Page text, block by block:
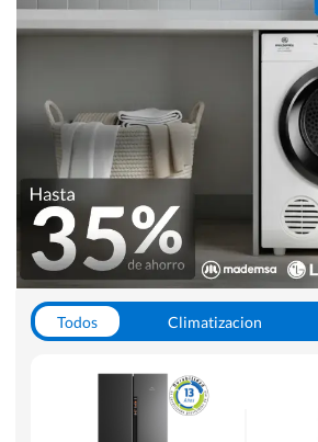
Todos Climatizacion
Hornos y Microondas